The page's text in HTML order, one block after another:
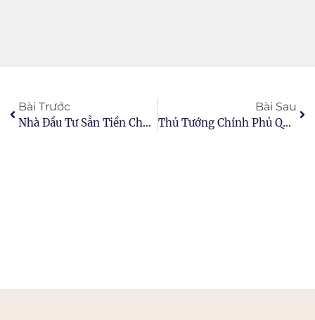
Bài Trước
Nhà Đầu Tư Sẵn Tiền Chực Chờ Thị Trường Bất Động Sản Tạo Đáy
Bài Sau
Thủ Tướng Chính Phủ Quyết Định Dành Khoảng 90 Ha Đất Xây Dựng Trụ Sở Các Bộ, Ngành Tại Tây Hồ Tây Và Mễ Trì